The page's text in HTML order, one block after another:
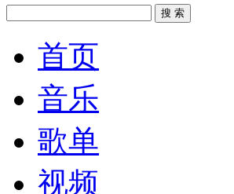
搜 索
首页
音乐
歌单
视频